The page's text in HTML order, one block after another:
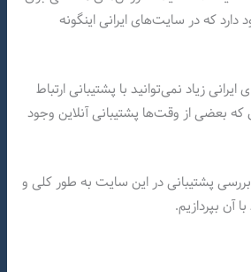
دارد که در سایت‌های ایرانی اینگونه
زیاد نمی‌توانید با پشتیبانی ارتباط
که بعضی از وقت‌ها پشتیبانی آنلاین وجود
پشتیبانی در این سایت به طور کلی و
آن بپردازیم.